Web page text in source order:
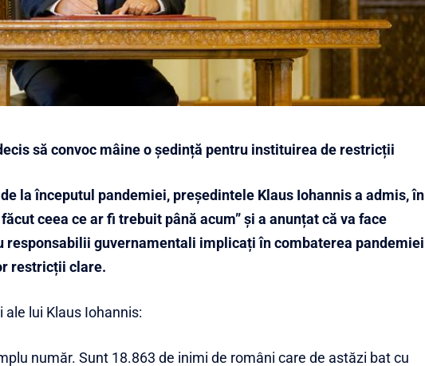
să convoc mâine o ședință pentru instituirea de restricții
la începutul pandemiei, președintele Klaus Iohannis a admis, în
ceea ce ar fi trebuit până acum” și a anunțat că va face
responsabilii guvernamentali implicați în combaterea pandemiei
restricții clare.
lui Klaus Iohannis:
număr. Sunt 18.863 de inimi de români care de astăzi bat cu